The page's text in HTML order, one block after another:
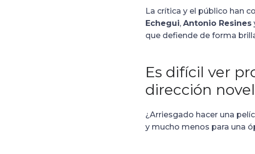
La crítica y el público han
Echegui, Antonio Resines
que defiende de forma
Es difícil ver
dirección novel
¿Arriesgado hacer una
y mucho menos para una